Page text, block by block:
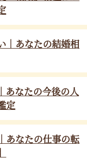
｜あなたの結婚相
あなたの今後の人
定
あなたの仕事の転